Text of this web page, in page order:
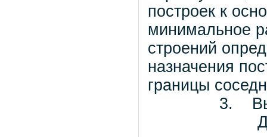
построек к
минимальное
строений
назначения
границы
3.
Для всех